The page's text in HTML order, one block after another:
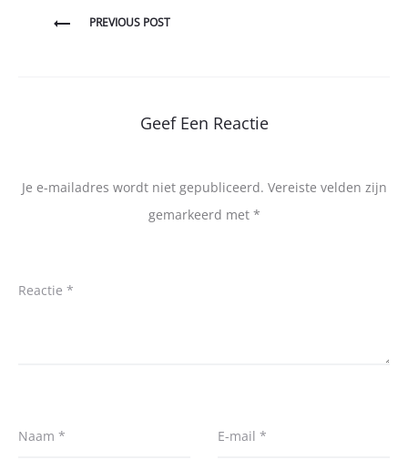
BerichtPREVIOUS POST
Geef Een Reactie
Je e-mailadres wordt niet gepubliceerd. Vereiste velden zijn
gemarkeerd met *
Reactie *
Naam * E-mail *